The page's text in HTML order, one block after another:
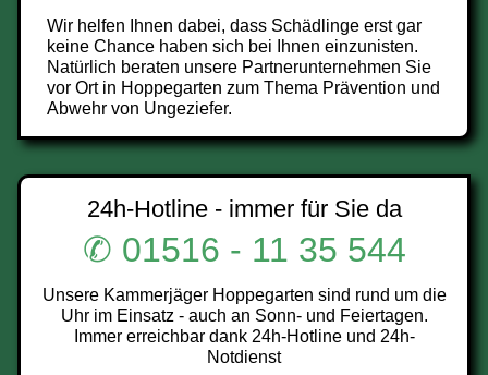
Wir helfen Ihnen dabei, dass Schädlinge erst gar
keine Chance haben sich bei Ihnen einzunisten.
Natürlich beraten unsere Partnerunternehmen Sie
vor Ort in Hoppegarten zum Thema Prävention und
Abwehr von Ungeziefer.
24h-Hotline - immer für Sie da
✆ 01516 - 11 35 544
Unsere Kammerjäger Hoppegarten sind rund um die
Uhr im Einsatz - auch an Sonn- und Feiertagen.
Immer erreichbar dank 24h-Hotline und 24h-
Notdienst